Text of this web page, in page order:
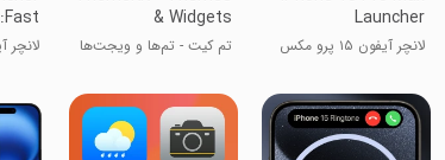
Launcher
لانچر آیفون ۱۵ پرو مکس
& Widgets
تم کیت - تم‌ها و ویجت‌ها لانچر